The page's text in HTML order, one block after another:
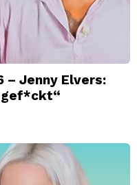
– Jenny Elvers:
gef*ckt“